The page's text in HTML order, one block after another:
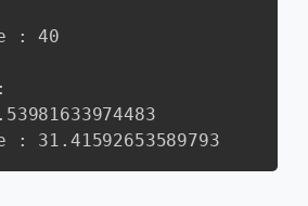
: 40
: 31.41592653589793